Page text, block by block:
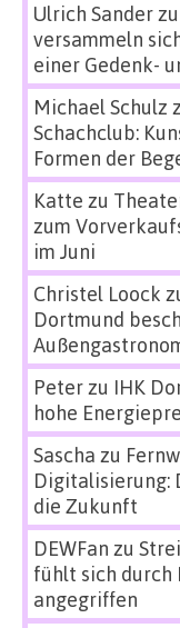
Ulrich Sanderzu
versammeln
einer Gedenk-
Michael Schulz
Schachclub:
Formen der
Katte zu
zum
im Juni
Christel Loock
Dortmund
Peterzu IHK
hohe
Sascha zu
Digitalisierung:
die Zukunft
DEWFan zu
fühlt sich durch
angegriffen